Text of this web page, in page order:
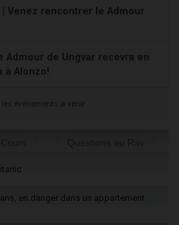
Venez rencontrer le Admour
Admour de Ungvar recevra en
à Alonzo!
événements à venir
ans, en danger dans un appartement